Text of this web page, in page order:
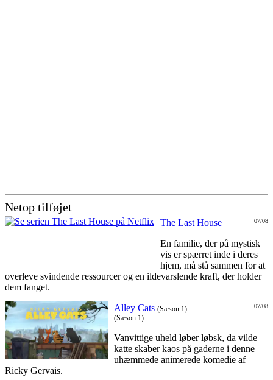
Netop tilføjet
07/08
The Last House
En familie, der på mystisk
vis er spærret inde i deres
hjem, må stå sammen for at
overleve svindende ressourcer og en ildevarslende kraft, der holder
dem fanget.
07/08
Alley Cats (Sæson 1)
(Sæson 1)
Vanvittige uheld løber løbsk, da vilde
katte skaber kaos på gaderne i denne
uhæmmede animerede komedie af
Ricky Gervais.